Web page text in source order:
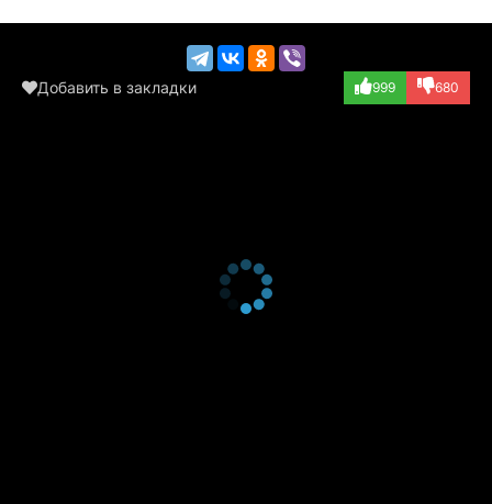
Добавить в закладки 999 680